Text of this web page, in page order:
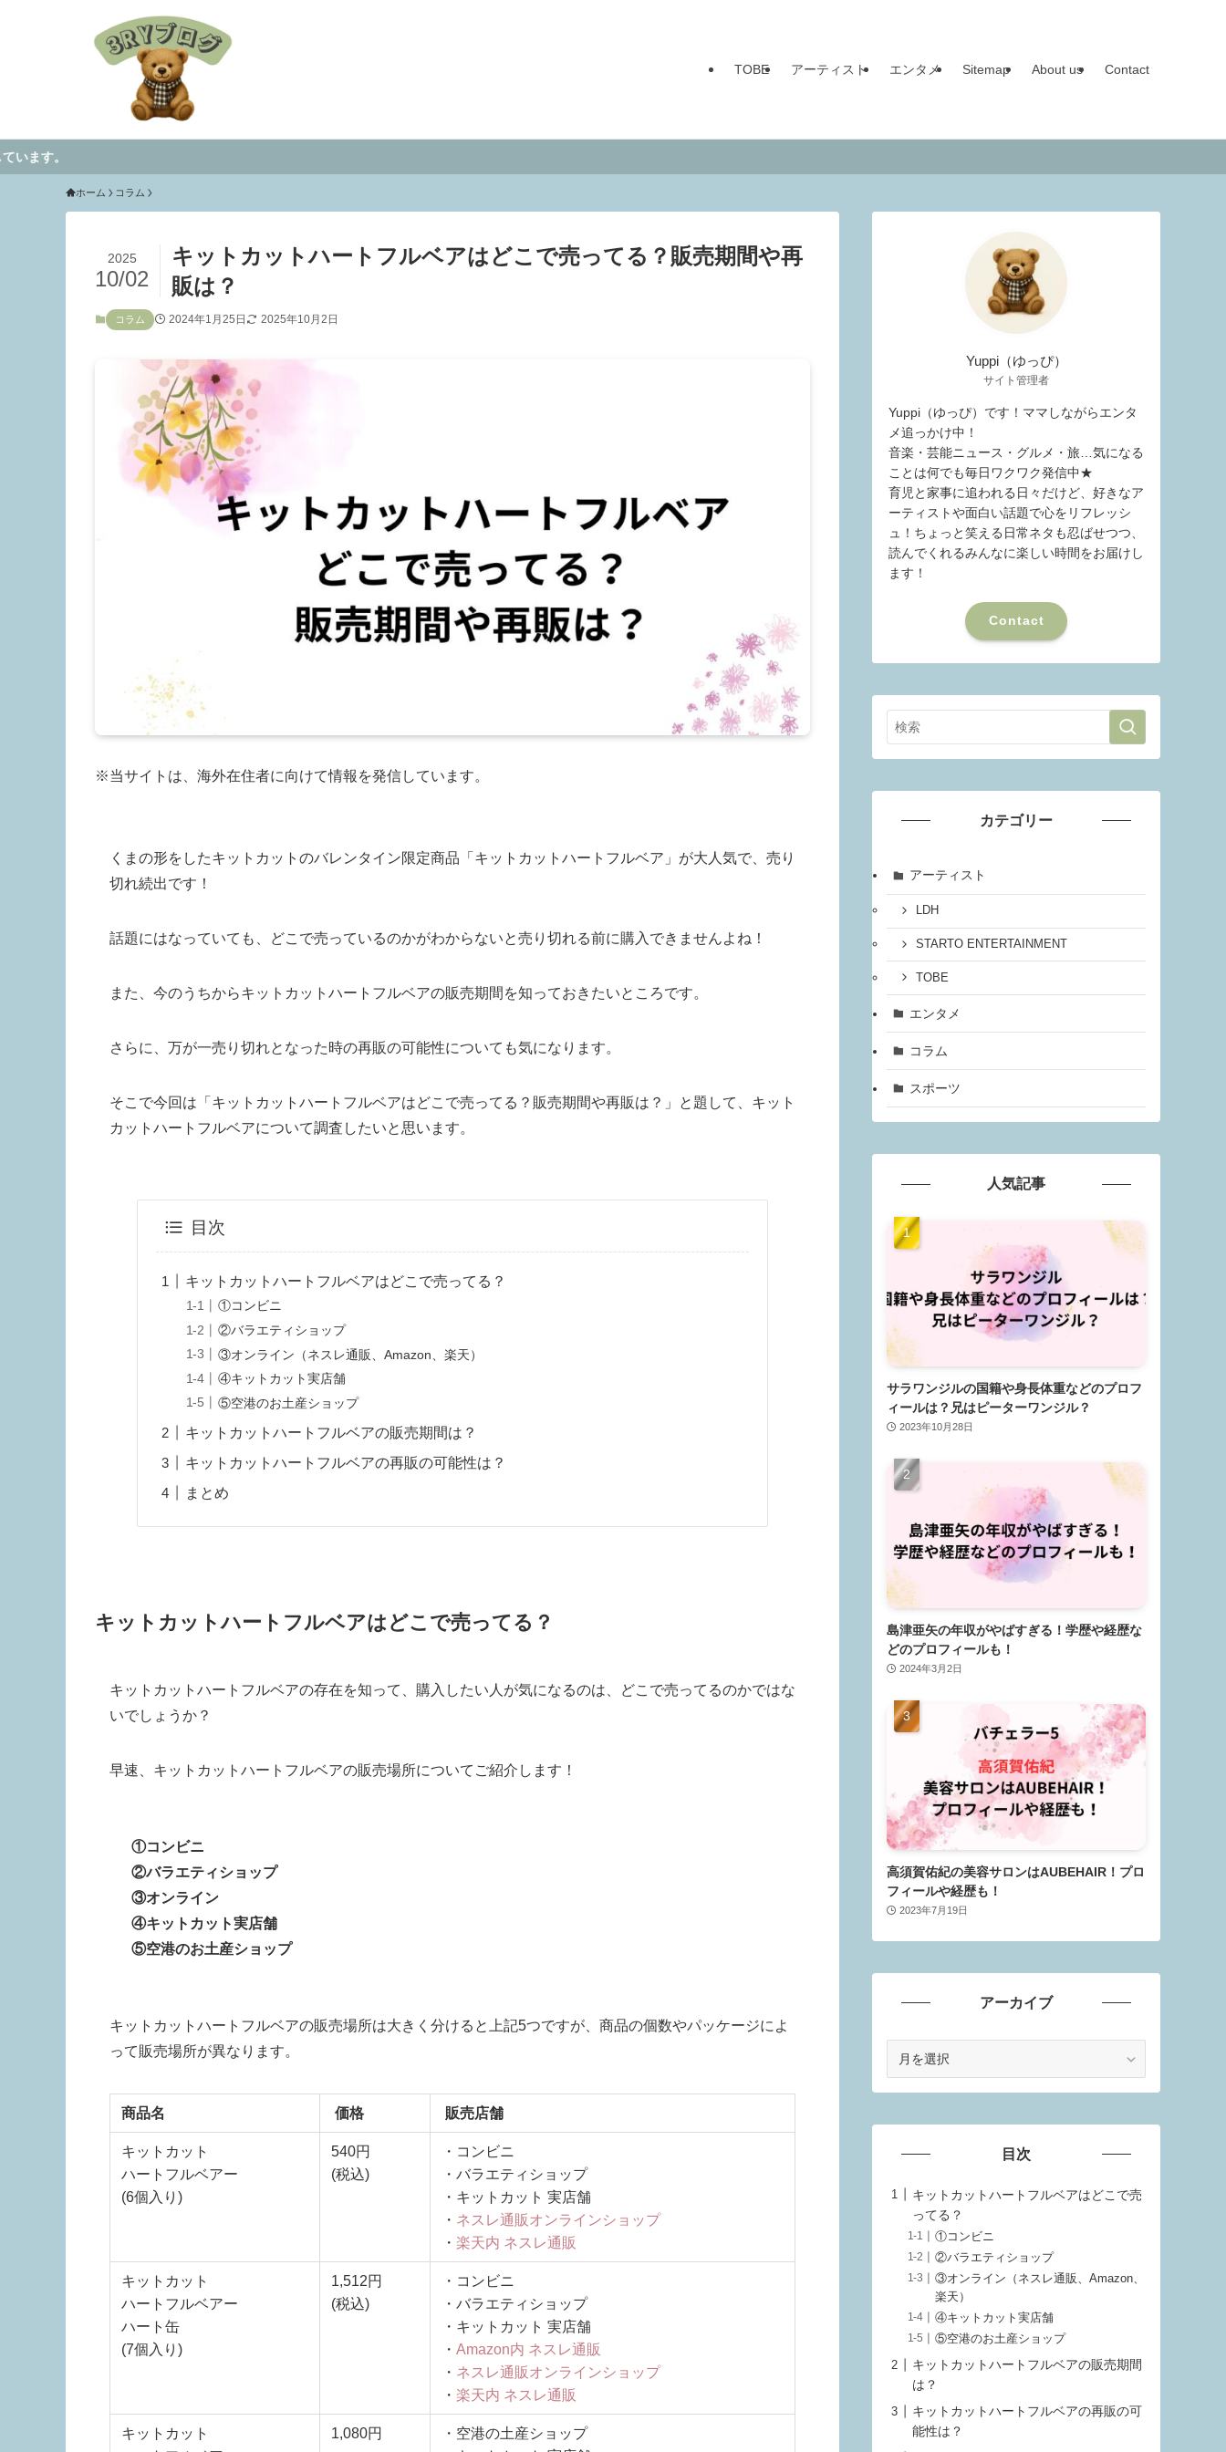
TOBE アーティスト エンタメ Sitemap About us Contact
ホーム コラム
キットカットハートフルベアはどこで売ってる？販売期間や再
販は？
2025
10/02
コラム 2024年1月25日 2025年10月2日
※当サイトは、海外在住者に向けて情報を発信しています。
くまの形をしたキットカットのバレンタイン限定商品「キットカットハートフルベア」が大人気で、売り
切れ続出です！
話題にはなっていても、どこで売っているのかがわからないと売り切れる前に購入できませんよね！
また、今のうちからキットカットハートフルベアの販売期間を知っておきたいところです。
さらに、万が一売り切れとなった時の再販の可能性についても気になります。
そこで今回は「キットカットハートフルベアはどこで売ってる？販売期間や再販は？」と題して、キット
カットハートフルベアについて調査したいと思います。
目次
キットカットハートフルベアはどこで売ってる？
①コンビニ
②バラエティショップ
③オンライン（ネスレ通販、Amazon、楽天）
④キットカット実店舗
⑤空港のお土産ショップ
キットカットハートフルベアの販売期間は？
キットカットハートフルベアの再販の可能性は？
まとめ
キットカットハートフルベアはどこで売ってる？
キットカットハートフルベアの存在を知って、購入したい人が気になるのは、どこで売ってるのかではな
いでしょうか？
早速、キットカットハートフルベアの販売場所についてご紹介します！
①コンビニ
②バラエティショップ
③オンライン
④キットカット実店舗
⑤空港のお土産ショップ
キットカットハートフルベアの販売場所は大きく分けると上記5つですが、商品の個数やパッケージによ
って販売場所が異なります。
商品名 価格 販売店舗
キットカット
ハートフルベアー
(6個入り)
540円
(税込)
・コンビニ
・バラエティショップ
・キットカット 実店舗
・ ネスレ通販オンラインショップ
・ 楽天内 ネスレ通販
キットカット
ハートフルベアー
ハート缶
(7個入り)
1,512円
(税込)
・コンビニ
・バラエティショップ
・キットカット 実店舗
・ Amazon内 ネスレ通販
・ ネスレ通販オンラインショップ
・ 楽天内 ネスレ通販
キットカット
1,080円
・空港の土産ショップ
Yuppi（ゆっぴ）
サイト管理者
Yuppi（ゆっぴ）です！ママしながらエンタ
メ追っかけ中！
音楽・芸能ニュース・グルメ・旅…気になる
ことは何でも毎日ワクワク発信中★
育児と家事に追われる日々だけど、好きなア
ーティストや面白い話題で心をリフレッシ
ュ！ちょっと笑える日常ネタも忍ばせつつ、
読んでくれるみんなに楽しい時間をお届けし
ます！
Contact
カテゴリー
アーティスト
LDH
STARTO ENTERTAINMENT
TOBE
エンタメ
コラム
スポーツ
人気記事
サラワンジルの国籍や身長体重などのプロフ
ィールは？兄はピーターワンジル？
2023年10月28日
島津亜矢の年収がやばすぎる！学歴や経歴な
どのプロフィールも！
2024年3月2日
高須賀佑紀の美容サロンはAUBEHAIR！プロ
フィールや経歴も！
2023年7月19日
アーカイブ
ブ
目次
キットカットハートフルベアはどこで売
ってる？
①コンビニ
②バラエティショップ
③オンライン（ネスレ通販、Amazon、
楽天）
④キットカット実店舗
⑤空港のお土産ショップ
キットカットハートフルベアの販売期間
は？
キットカットハートフルベアの再販の可
能性は？